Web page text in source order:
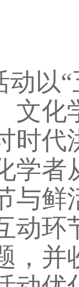
动以
文化
时代
学者
与鲜
动环
，并